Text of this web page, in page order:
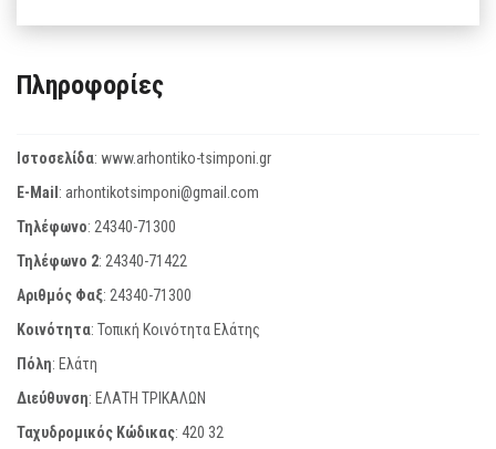
Πληροφορίες
Ιστοσελίδα: www.arhontiko-tsimponi.gr
E-Mail: arhontikotsimponi@gmail.com
Τηλέφωνο: 24340-71300
Τηλέφωνο 2: 24340-71422
Αριθμός Φαξ: 24340-71300
Κοινότητα: Τοπική Κοινότητα Ελάτης
Πόλη: Ελάτη
Διεύθυνση: ΕΛΑΤΗ ΤΡΙΚΑΛΩΝ
Ταχυδρομικός Κώδικας: 420 32